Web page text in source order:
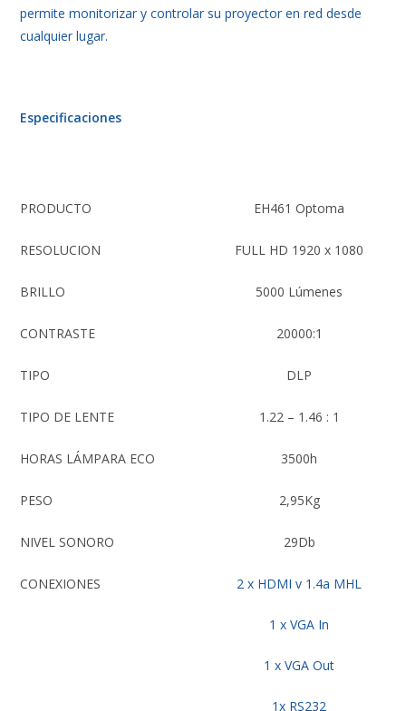
permite monitorizar y controlar su proyector en red desde
cualquier lugar.
Especificaciones
PRODUCTO EH461 Optoma
RESOLUCION FULL HD 1920 x 1080
BRILLO 5000 Lúmenes
CONTRASTE 20000:1
TIPO DLP
TIPO DE LENTE 1.22 – 1.46 : 1
HORAS LÁMPARA ECO 3500h
PESO 2,95Kg
NIVEL SONORO 29Db
CONEXIONES 2 x HDMI v 1.4a MHL
1 x VGA In
1 x VGA Out
1x RS232